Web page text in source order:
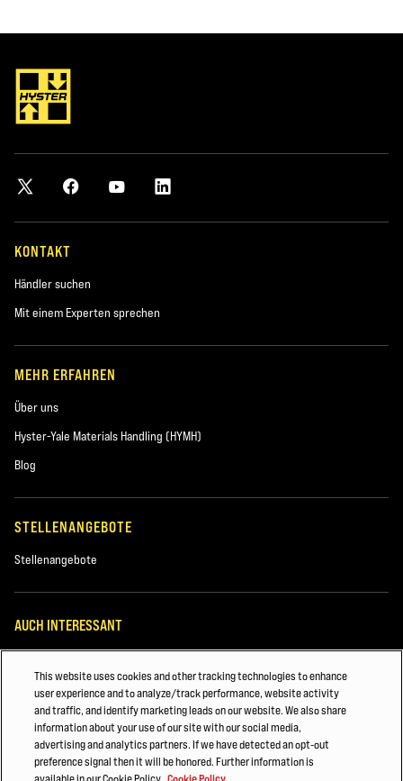
KONTAKT
Händler suchen
Mit einem Experten sprechen
MEHR ERFAHREN
Über uns
Hyster-Yale Materials Handling (HYMH)
Blog
STELLENANGEBOTE
Stellenangebote
AUCH INTERESSANT
Verbrennungsmotor, Luftreifen
Stapler mit Verbrennungsmotor und Luftreifen
©2026 Hyster-Yale Materials Handling, Inc. Alle Rechte vorbehalten.
This website uses cookies and other tracking technologies to enhance
user experience and to analyze/track performance, website activity
and traffic, and identify marketing leads on our website. We also share
information about your use of our site with our social media,
advertising and analytics partners. If we have detected an opt-out
preference signal then it will be honored. Further information is